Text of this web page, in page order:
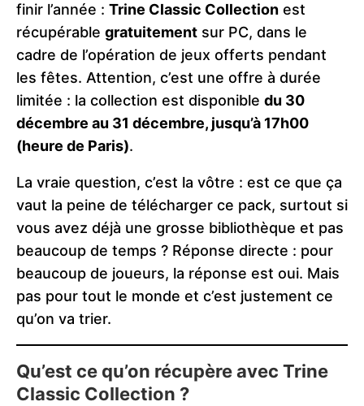
finir l’année : Trine Classic Collection est
récupérable gratuitement sur PC, dans le
cadre de l’opération de jeux offerts pendant
les fêtes. Attention, c’est une offre à durée
limitée : la collection est disponible du 30
décembre au 31 décembre, jusqu’à 17h00
(heure de Paris).
La vraie question, c’est la vôtre : est ce que ça
vaut la peine de télécharger ce pack, surtout si
vous avez déjà une grosse bibliothèque et pas
beaucoup de temps ? Réponse directe : pour
beaucoup de joueurs, la réponse est oui. Mais
pas pour tout le monde et c’est justement ce
qu’on va trier.
Qu’est ce qu’on récupère avec Trine
Classic Collection ?